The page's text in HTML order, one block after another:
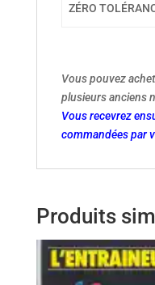
ZÉRO
Vous pouvez
plusieurs anciens
Vous recevrez
commandées par
Produits